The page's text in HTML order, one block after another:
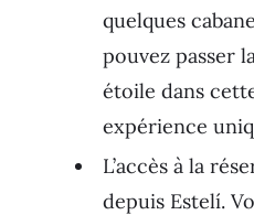
quelques
pouvez passer
étoile dans
expérience
L’accès à la
depuis Estelí.